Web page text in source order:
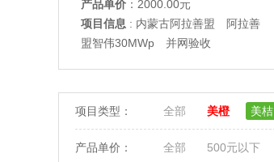
产品单价 ：2000.00元
项目信息 : 内蒙古阿拉善盟 阿拉善
盟智伟30MWp 并网验收
项目类型： 全部 美橙 美桔
产品单价： 全部 500元以下